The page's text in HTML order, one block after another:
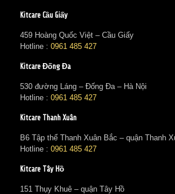
Kitcare Cầu Giấy
459 Hoàng Quốc Việt – Cầu Giấy
Hotline : 0961 485 427
Kitcare Đống Đa
530 đường Láng – Đống Đa – Hà Nội
Hotline : 0961 485 427
Kitcare Thanh Xuân
B6 Tập thể Thanh Xuân Bắc – quận Thanh
Hotline : 0961 485 427
Kitcare Tây Hồ
151 Thụy Khuê – quận Tây Hồ